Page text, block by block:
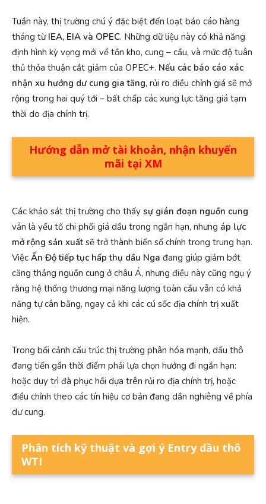
Tuần này, thị trường chú ý đặc biệt đến loạt báo cáo hàng
tháng từ IEA, EIA và OPEC. Những dữ liệu này có khả năng
định hình kỳ vọng mới về tồn kho, cung – cầu, và mức độ tuân
thủ thỏa thuận cắt giảm của OPEC+. Nếu các báo cáo xác
nhận xu hướng dư cung gia tăng, rủi ro điều chỉnh giá sẽ mở
rộng trong hai quý tới – bất chấp các xung lực tăng giá tạm
thời do địa chính trị.
Hướng dẫn mở tài khoản, nhận khuyến
mãi tại XM
Các khảo sát thị trường cho thấy sự gián đoạn nguồn cung
vẫn là yếu tố chi phối giá dầu trong ngắn hạn, nhưng áp lực
mở rộng sản xuất sẽ trở thành biến số chính trong trung hạn.
Việc Ấn Độ tiếp tục hấp thụ dầu Nga đang giúp giảm bớt
căng thẳng nguồn cung ở châu Á, nhưng điều này cũng ngụ ý
rằng hệ thống thương mại năng lượng toàn cầu vẫn có khả
năng tự cân bằng, ngay cả khi các cú sốc địa chính trị xuất
hiện.
Trong bối cảnh cấu trúc thị trường phân hóa mạnh, dầu thô
đang tiến gần thời điểm phải lựa chọn hướng đi ngắn hạn:
hoặc duy trì đà phục hồi dựa trên rủi ro địa chính trị, hoặc
điều chỉnh theo các tín hiệu cơ bản đang dần nghiêng về phía
dư cung.
Phân tích kỹ thuật và gợi ý Entry dầu thô
WTI